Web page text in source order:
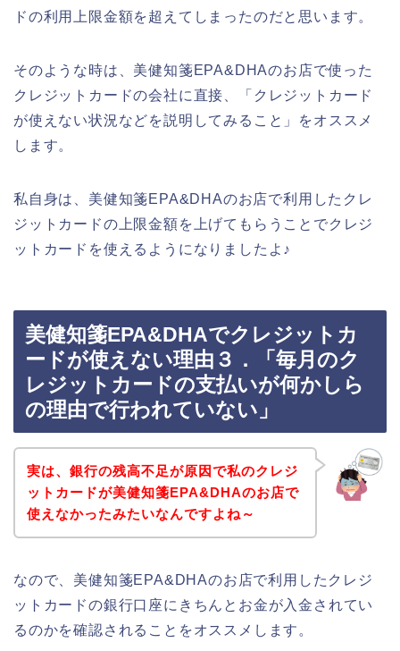
ドの利用上限金額を超えてしまったのだと思います。
そのような時は、美健知箋EPA&DHAのお店で使った
クレジットカードの会社に直接、「クレジットカード
が使えない状況などを説明してみること」をオススメ
します。
私自身は、美健知箋EPA&DHAのお店で利用したクレ
ジットカードの上限金額を上げてもらうことでクレジ
ットカードを使えるようになりましたよ♪
美健知箋EPA&DHAでクレジットカ
ードが使えない理由３．「毎月のク
レジットカードの支払いが何かしら
の理由で行われていない」
実は、銀行の残高不足が原因で私のクレジ
ットカードが美健知箋EPA&DHAのお店で
使えなかったみたいなんですよね～
なので、美健知箋EPA&DHAのお店で利用したクレジ
ットカードの銀行口座にきちんとお金が入金されてい
るのかを確認されることをオススメします。